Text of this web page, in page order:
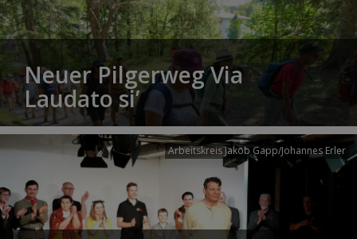
Neuer Pilgerweg Via
Laudato si’
Arbeitskreis Jakob Gapp/Johannes Erler